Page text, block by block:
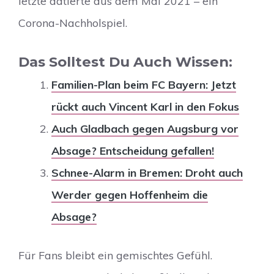
Corona-Nachholspiel.
Das Solltest Du Auch Wissen:
Familien-Plan beim FC Bayern: Jetzt
rückt auch Vincent Karl in den Fokus
Auch Gladbach gegen Augsburg vor
Absage? Entscheidung gefallen!
Schnee-Alarm in Bremen: Droht auch
Werder gegen Hoffenheim die
Absage?
Für Fans bleibt ein gemischtes Gefühl.